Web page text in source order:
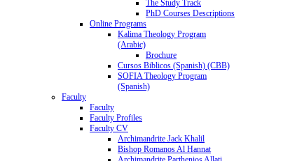
The Study Track
PhD Courses Descriptions
Online Programs
Kalima Theology Program
(Arabic)
Brochure
Cursos Biblicos (Spanish) (CBB)
SOFIA Theology Program
(Spanish)
Faculty
Faculty
Faculty Profiles
Faculty CV
Archimandrite Jack Khalil
Bishop Romanos Al Hannat